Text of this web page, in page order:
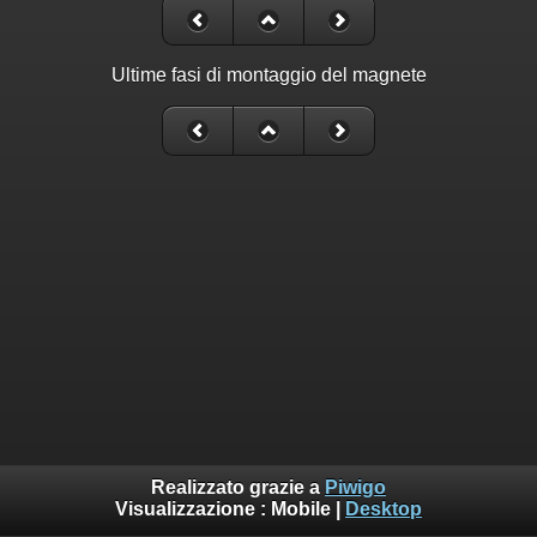
Ultime fasi di montaggio del magnete
Realizzato grazie a Piwigo
Visualizzazione : Mobile Desktop